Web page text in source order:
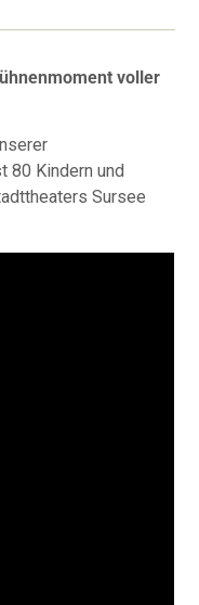
voller
80 Kindern und
Sursee